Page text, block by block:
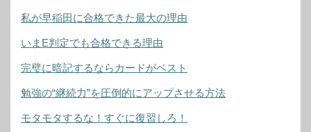
私が早稲田に合格できた最大の理由
いまE判定でも合格できる理由
完璧に暗記するならカードがベスト
勉強の“継続力”を圧倒的にアップさせる方法
モタモタするな！すぐに復習しろ！